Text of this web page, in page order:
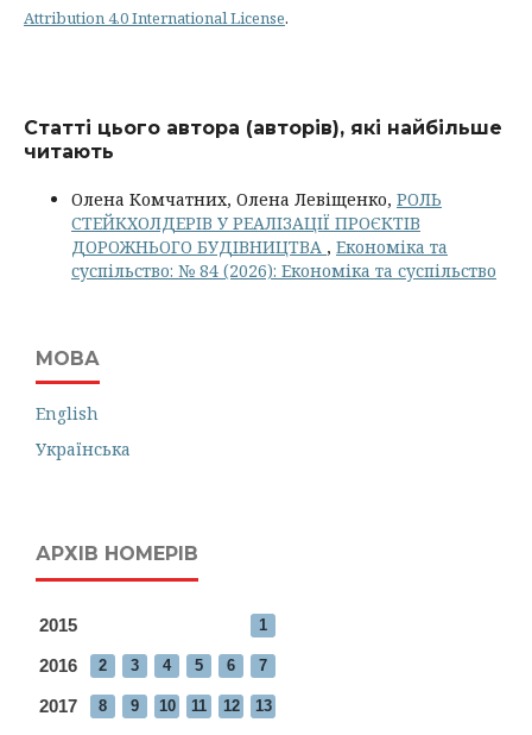
Attribution 4.0 International License.
Статті цього автора (авторів), які найбільше
читають
Олена Комчатних, Олена Левіщенко, РОЛЬ
СТЕЙКХОЛДЕРІВ У РЕАЛІЗАЦІЇ ПРОЄКТІВ
ДОРОЖНЬОГО БУДІВНИЦТВА , Економіка та
суспільство: № 84 (2026): Економіка та суспільство
МОВА
English
Українська
АРХІВ НОМЕРІВ
2015 1
2016 2 3 4 5 6 7
2017 8 9 10 11 12 13